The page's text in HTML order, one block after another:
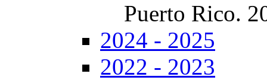
Puerto Rico.
2024 - 2025
2022 - 2023